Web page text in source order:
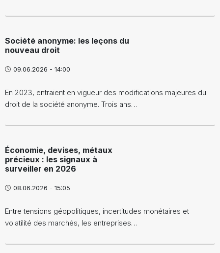
Société anonyme: les leçons du
nouveau droit
09.06.2026 - 14:00
En 2023, entraient en vigueur des modifications majeures du
droit de la société anonyme. Trois ans…
Économie, devises, métaux
précieux : les signaux à
surveiller en 2026
08.06.2026 - 15:05
Entre tensions géopolitiques, incertitudes monétaires et
volatilité des marchés, les entreprises…